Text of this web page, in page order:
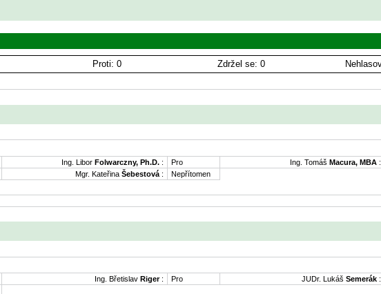
Proti: 0 Zdržel se: 0
Ing. Libor Folwarczny, Ph.D. : Pro Ing. Tomáš Macura, MBA :
Mgr. Kateřina Šebestová : Nepřítomen
Ing. Břetislav Riger: Pro JUDr. Lukáš Semerák :